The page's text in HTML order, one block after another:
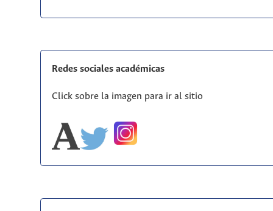
Redes sociales académicas
Click sobre la imagen para ir al sitio